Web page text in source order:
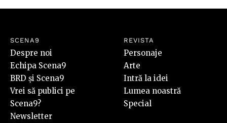
SCENA9
Despre noi
Echipa Scena9
BRD și Scena9
Vrei să publici pe
Scena9?
Newsletter
REVISTA
Personaje
Arte
Intră la idei
Lumea noastră
Special